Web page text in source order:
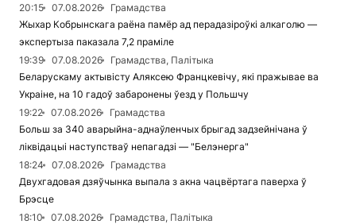
20:15
07.08.2026
Грамадства
Жыхар Кобрынскага раёна памёр ад перадазіроўкі алкаголю —
экспертыза паказала 7,2 праміле
19:39
07.08.2026
Грамадства, Палітыка
Беларускаму актывісту Аляксею Францкевічу, які пражывае ва
Украіне, на 10 гадоў забаронены ўезд у Польшчу
19:22
07.08.2026
Грамадства
Больш за 340 аварыйна-аднаўленчых брыгад задзейнічана ў
ліквідацыі наступстваў непагадзі — "Белэнерга"
18:24
07.08.2026
Грамадства
Двухгадовая дзяўчынка выпала з акна чацвёртага паверха ў
Брэсце
18:10
07.08.2026
Грамадства, Палітыка